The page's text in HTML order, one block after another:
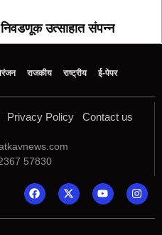
निवडणूक उत्साहात संपन्न
राजकीय राष्ट्रीय ई-पेपर
Privacy Policy Contact us
57830